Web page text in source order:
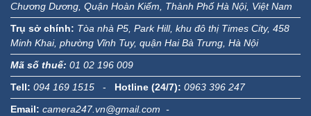
Chương Dương, Quận Hoàn Kiếm, Thành Phố Hà Nội, Việt Nam
Trụ sở chính: Tòa nhà P5, Park Hill, khu đô thị Times City, 458
Minh Khai, phường Vĩnh Tuy, quận Hai Bà Trưng, Hà Nội
Mã số thuế: 01 02 196 009
Tell: 094 169 1515 - Hotline (24/7): 0963 396 247
Email: camera247.vn@gmail.com -